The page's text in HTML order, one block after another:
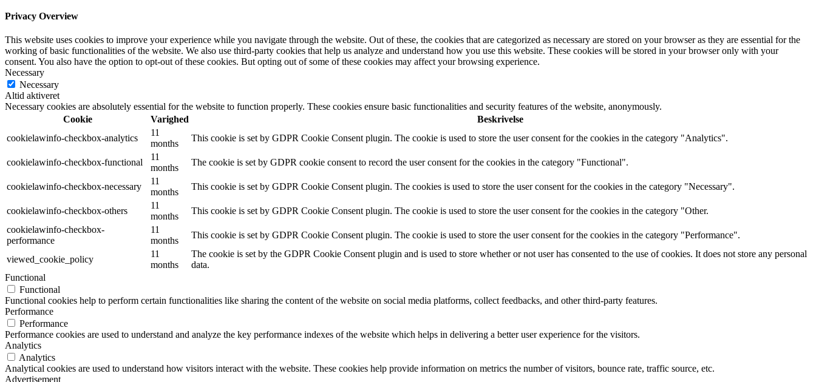
Privacy Overview
This website uses cookies to improve your experience while you navigate through the website. Out of these, the cookies that are categorized as necessary are stored on your browser as they are essential for the
working of basic functionalities of the website. We also use third-party cookies that help us analyze and understand how you use this website. These cookies will be stored in your browser only with your
consent. You also have the option to opt-out of these cookies. But opting out of some of these cookies may affect your browsing experience.
Necessary
Necessary
Altid aktiveret
Necessary cookies are absolutely essential for the website to function properly. These cookies ensure basic functionalities and security features of the website, anonymously.
Cookie
Varighed
Beskrivelse
cookielawinfo-checkbox-analytics
11
months
This cookie is set by GDPR Cookie Consent plugin. The cookie is used to store the user consent for the cookies in the category "Analytics".
cookielawinfo-checkbox-functional
11
months
The cookie is set by GDPR cookie consent to record the user consent for the cookies in the category "Functional".
cookielawinfo-checkbox-necessary
11
months
This cookie is set by GDPR Cookie Consent plugin. The cookies is used to store the user consent for the cookies in the category "Necessary".
cookielawinfo-checkbox-others
11
months
This cookie is set by GDPR Cookie Consent plugin. The cookie is used to store the user consent for the cookies in the category "Other.
cookielawinfo-checkbox-
performance
11
months
This cookie is set by GDPR Cookie Consent plugin. The cookie is used to store the user consent for the cookies in the category "Performance".
viewed_cookie_policy
11
months
The cookie is set by the GDPR Cookie Consent plugin and is used to store whether or not user has consented to the use of cookies. It does not store any personal
data.
Functional
Functional
Functional cookies help to perform certain functionalities like sharing the content of the website on social media platforms, collect feedbacks, and other third-party features.
Performance
Performance
Performance cookies are used to understand and analyze the key performance indexes of the website which helps in delivering a better user experience for the visitors.
Analytics
Analytics
Analytical cookies are used to understand how visitors interact with the website. These cookies help provide information on metrics the number of visitors, bounce rate, traffic source, etc.
Advertisement